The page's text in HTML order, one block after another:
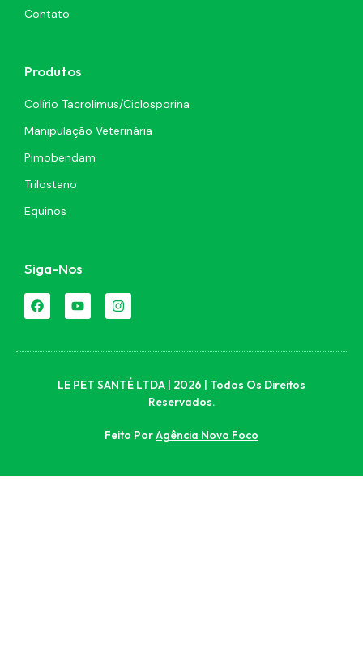
Contato
Produtos
Colírio Tacrolimus/Ciclosporina
Manipulação Veterinária
Pimobendam
Trilostano
Equinos
Siga-Nos
LE PET SANTÉ LTDA | 2026 | Todos Os Direitos
Reservados.
Feito PorAgência Novo Foco